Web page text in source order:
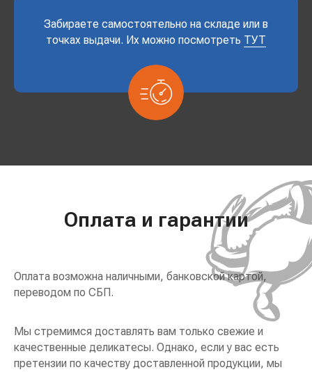
Забираете самостоятельно на складе или в
точках выдачи. Их можно посмотреть ТУТ
Оплата и гарантии
Оплата возможна наличными, банковской картой,
переводом по СБП.
Мы стремимся доставлять вам только свежие и
качественные деликатесы. Однако, если у вас есть
претензии по качеству доставленной продукции, мы